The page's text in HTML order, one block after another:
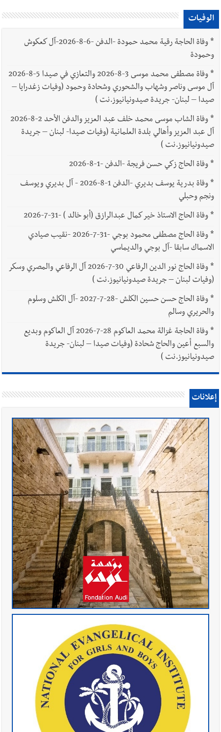
الوفيات
*
وفاة الحاجة رقية محمد حمودة -الدفن -6-8-2026-آل كعكوش
وحمودة
*
وفاة مصطفى محمد موسى 3-8-2026 والتعازي في صيدا 5-8-2026
آل موسى وناصر وشهاب والشحوري وشحادة وحمود (وفيات زغدرايا –
صيدا – لبنان- جريدة صيدونيانيوز.نت )
*
وفاة الشاب موسى محمد خلف عبد العزيز والدفن الأحد 2-8-2026
آل عبد العزيز وأهالي بلدة العلمانية (وفيات صيدا- لبنان – جريدة
صيدونيانيوز.نت )
*وفاة الحاج زكي حسن فريجة -الدفن -1-8-2026
*
وفاة بدرية يوسف بديري -الدفن 1-8-2026 - آل بديري ويوسف
ونجم وحبلي
*وفاة الحاج الاستاذ خير كمال عبدالرازق (أبو خالد ) -31-7-2026
*
وفاة الحاج مصطفى محمود بوجي -31-7-2026 -نقيب صيادي
الاسماك سابقا -آل بوجي والديماسي
*
وفاة الحاج نور الدين الرفاعي 30-7-2026 آل الرفاعي والمصري وسكر
(وفيات لبنان – جريدة صيدونيانيوز.نت )
*
وفاة الحاج حسن حسين الكلش -28-7-2027 -آل الكلش وسلوم
والحريري وسالم
*
وفاة الحاجة غزالة محمد العاكوم 28-7-2026 آل العاكوم وبديع
والسبع أعين والحاج شحادة (وفيات صيدا – لبنان- جريدة
صيدونيانيوز.نت )
إعلانات